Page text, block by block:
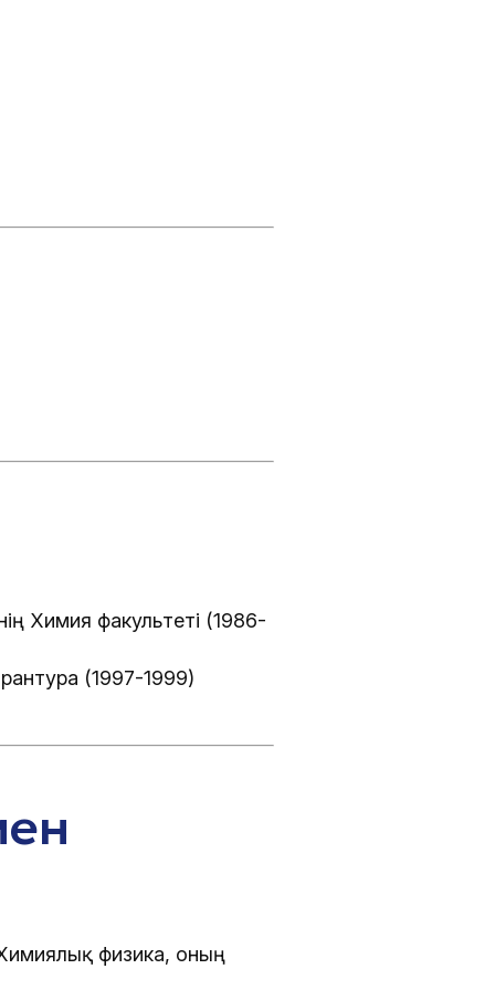
Химия факультеті (1986-
(1997-1999)
физика, оның